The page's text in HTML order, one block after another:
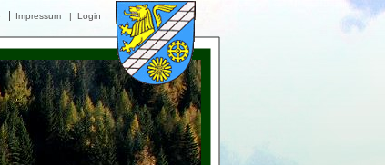
Impressum | Login